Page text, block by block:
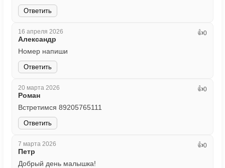
Ответить
16 апреля 2026
Александр
👍0
Номер напиши
Ответить
20 марта 2026
Роман
👍0
Встретимся 89205765111
Ответить
7 марта 2026
Петр
👍0
Добрый день малышка!